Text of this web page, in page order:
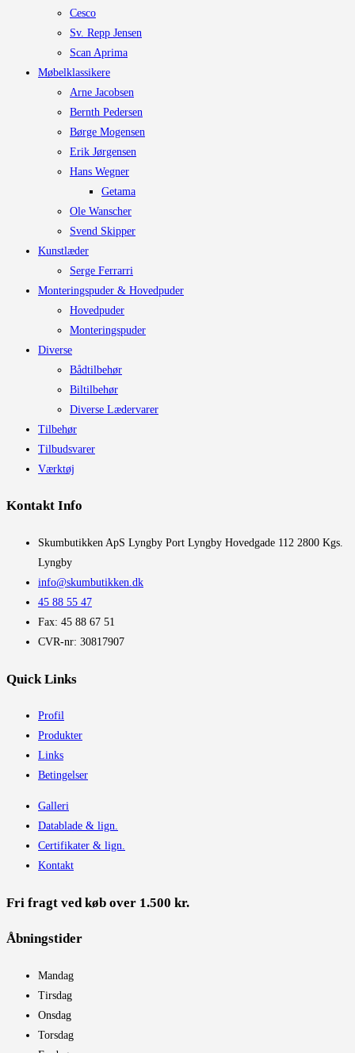
Cesco
Sv. Repp Jensen
Scan Aprima
Møbelklassikere
Arne Jacobsen
Bernth Pedersen
Børge Mogensen
Erik Jørgensen
Hans Wegner
Getama
Ole Wanscher
Svend Skipper
Kunstlæder
Serge Ferrarri
Monteringspuder & Hovedpuder
Hovedpuder
Monteringspuder
Diverse
Bådtilbehør
Biltilbehør
Diverse Lædervarer
Tilbehør
Tilbudsvarer
Værktøj
Kontakt Info
​Skumbutikken ApS Lyngby Port Lyngby Hovedgade 112 2800 Kgs.
Lyngby
info@skumbutikken.dk
45 88 55 47
Fax: 45 88 67 51
CVR-nr: 30817907
Quick Links
Profil
Produkter
Links
Betingelser
Galleri
Datablade & lign.
Certifikater & lign.
Kontakt
Fri fragt ved køb over 1.500 kr.
Åbningstider​
Mandag
Tirsdag
Onsdag
Torsdag